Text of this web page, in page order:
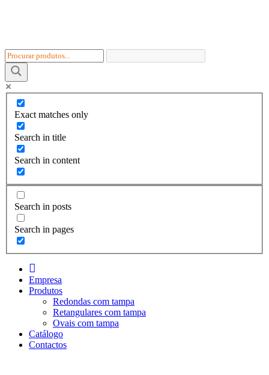
Exact matches only
Search in title
Search in content
Search in posts
Search in pages
n
i
Empresa
Produtos
Redondas com tampa
Retangulares com tampa
Ovais com tampa
Catálogo
Contactos